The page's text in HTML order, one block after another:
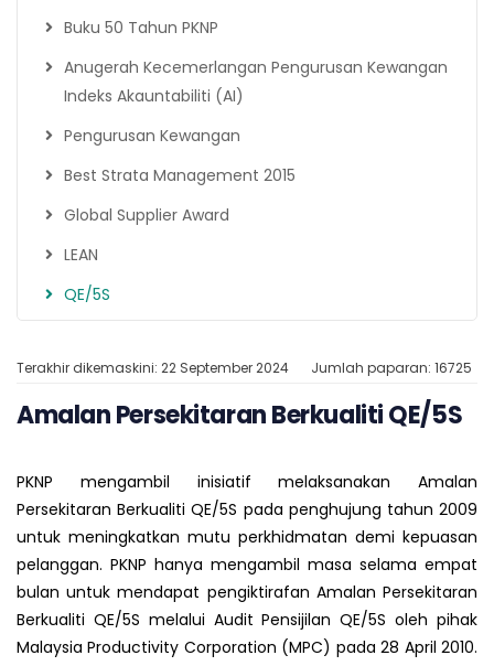
Buku 50 Tahun PKNP
Anugerah Kecemerlangan Pengurusan Kewangan
Indeks Akauntabiliti (AI)
Pengurusan Kewangan
Best Strata Management 2015
Global Supplier Award
LEAN
QE/5S
Terakhir dikemaskini: 22 September 2024 Jumlah paparan: 16725
Amalan Persekitaran Berkualiti QE/5S
PKNP mengambil inisiatif melaksanakan Amalan
Persekitaran Berkualiti QE/5S pada penghujung tahun 2009
untuk meningkatkan mutu perkhidmatan demi kepuasan
pelanggan. PKNP hanya mengambil masa selama empat
bulan untuk mendapat pengiktirafan Amalan Persekitaran
Berkualiti QE/5S melalui Audit Pensijilan QE/5S oleh pihak
Malaysia Productivity Corporation (MPC) pada 28 April 2010.